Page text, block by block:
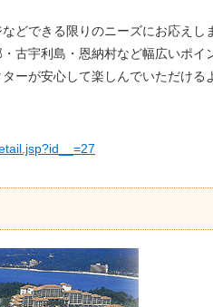
どできる限りのニーズにお応えし
古宇利島・恩納村など幅広いポイ
ーが安心して楽しんでいただける